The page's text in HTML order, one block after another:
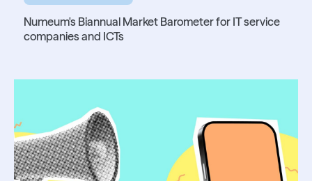
Numeum's Biannual Market Barometer for IT service
companies and ICTs